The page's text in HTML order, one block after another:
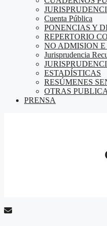
Cuenta Pública
PONENCIAS Y
REPERTORIO
NO ADMISION
Jurisprudencia
ESTADÍSTICAS
RESÚMENES
OTRAS
PRENSA